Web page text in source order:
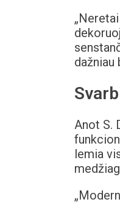
Anot S.
lemia